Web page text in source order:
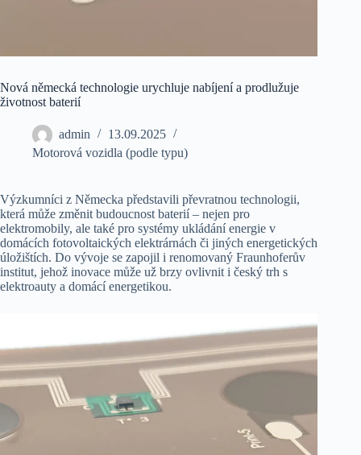
Nová německá technologie urychluje nabíjení a prodlužuje
životnost baterií
admin
13.09.2025
Motorová vozidla (podle typu)
Výzkumníci z Německa představili převratnou technologii,
která může změnit budoucnost baterií – nejen pro
elektromobily, ale také pro systémy ukládání energie v
domácích fotovoltaických elektrárnách či jiných energetických
úložištích. Do vývoje se zapojil i renomovaný Fraunhoferův
institut, jehož inovace může už brzy ovlivnit i český trh s
elektroauty a domácí energetikou.